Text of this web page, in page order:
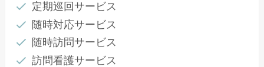
定期巡回サービス
随時対応サービス
随時訪問サービス
訪問看護サービス